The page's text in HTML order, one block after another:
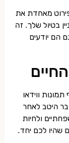
מאחדת את
בטיול שלך. זה
הם יודעים
ווידאו
היטב לאחר
ולחיות
שהיו לכם יחד.